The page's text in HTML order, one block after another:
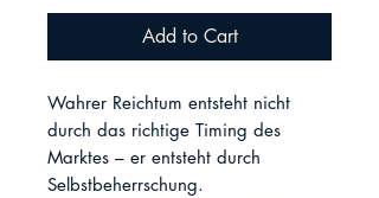
Add to Cart
Wahrer Reichtum entsteht nicht
durch das richtige Timing des
Marktes – er entsteht durch
Selbstbeherrschung.